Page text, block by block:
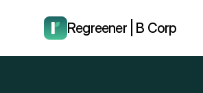
Regreener | B Corp